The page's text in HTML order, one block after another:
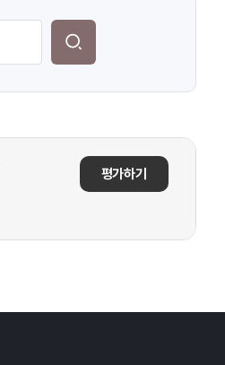
평가하기